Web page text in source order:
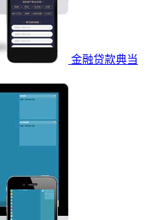
金融贷款典当